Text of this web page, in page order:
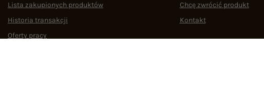
Lista zakupionych produktów
Historia transakcji
Oferty pracy
Chcę zwrócić produkt
Kontakt